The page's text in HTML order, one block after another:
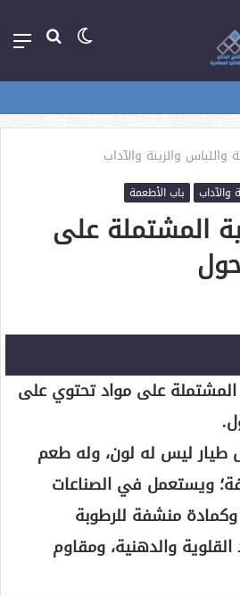
بحث الوضع
والزينة والآداب
والآداب باب الأطعمة
المشتملة على
المشتملة على مواد تحتوي على
طيار ليس له لون، وله طعم
ويستعمل في الصناعات
منشفة للرطوبة
والدهنية، ومقاوم